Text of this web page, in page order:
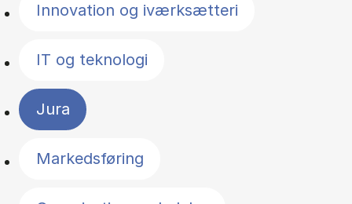
Innovation og iværksætteri
IT og teknologi
Jura
Markedsføring